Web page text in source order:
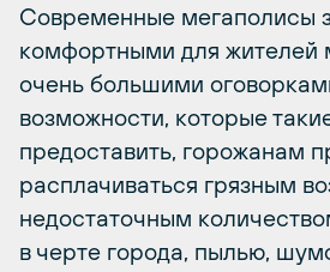
Современные мегаполисы
комфортными для жителей
очень большими
возможности, которые
предоставить, горожанам
расплачиваться грязным
недостаточным
в черте города, пылью,